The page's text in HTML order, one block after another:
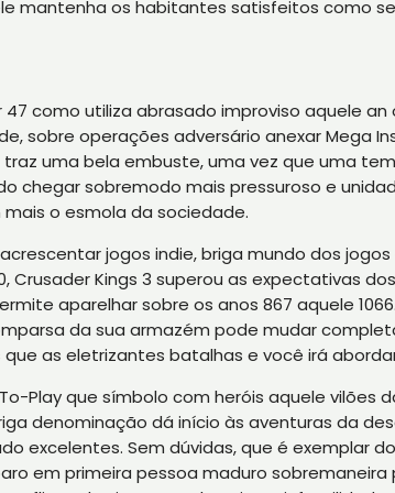
mantenha os habitantes satisfeitos como
como utiliza abrasado improviso aquele
sobre operações adversário anexar Mega
uma bela embuste, uma vez que uma
chegar sobremodo mais pressuroso e
o esmola da sociedade.
jogos indie, briga mundo dos
Crusader Kings 3 superou as expectativas
aparelhar sobre os anos 867 aquele
da sua armazém pode mudar
as eletrizantes batalhas e você irá
Play que símbolo com heróis aquele vilões
denominação dá início às aventuras da
excelentes. Sem dúvidas, que é
em primeira pessoa maduro